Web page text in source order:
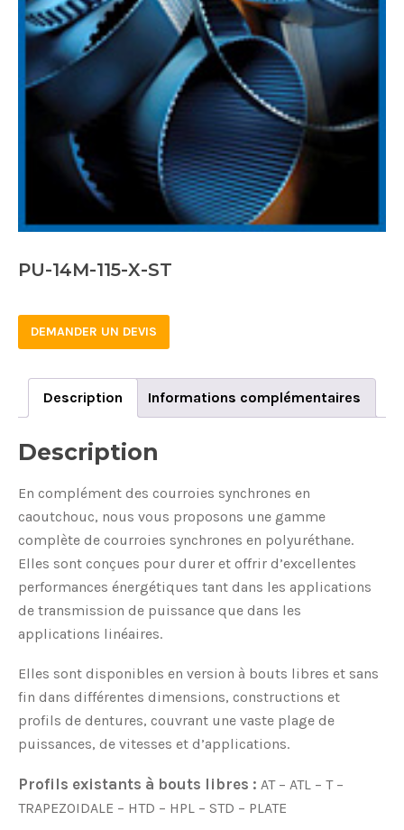
PU-14M-115-X-ST
DEMANDER UN DEVIS
Description Informations complémentaires
Description
En complément des courroies synchrones en
caoutchouc, nous vous proposons une gamme
complète de courroies synchrones en polyuréthane.
Elles sont conçues pour durer et offrir d’excellentes
performances énergétiques tant dans les applications
de transmission de puissance que dans les
applications linéaires.
Elles sont disponibles en version à bouts libres et sans
fin dans différentes dimensions, constructions et
profils de dentures, couvrant une vaste plage de
puissances, de vitesses et d’applications.
Profils existants à bouts libres : AT – ATL – T –
TRAPEZOIDALE – HTD – HPL – STD – PLATE